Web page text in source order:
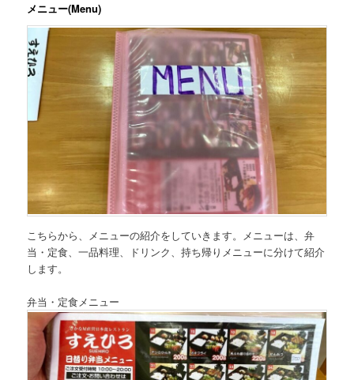
メニュー(Menu)
こちらから、メニューの紹介をしていきます。メニューは、弁
当・定食、一品料理、ドリンク、持ち帰りメニューに分けて紹介
します。
弁当・定食メニュー